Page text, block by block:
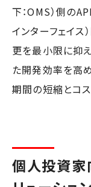
下：OMS）側の
インターフェイス
更を最小限に抑
た開発効率を高
期間の短縮とコ
個人投資家